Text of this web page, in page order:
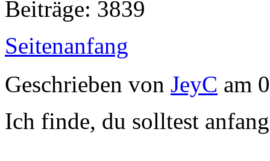
Beiträge: 3839
Seitenanfang
Geschrieben von JeyC am
Ich finde, du solltest